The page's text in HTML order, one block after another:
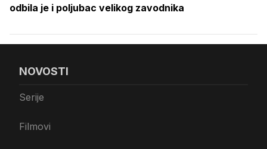
odbila je i poljubac velikog zavodnika
NOVOSTI
Serije
Filmovi